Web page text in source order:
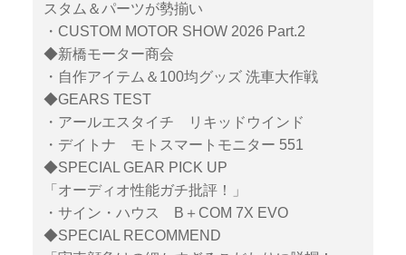
スタム＆パーツが勢揃い
・CUSTOM MOTOR SHOW 2026 Part.2
◆新橋モーター商会
・自作アイテム＆100均グッズ 洗車大作戦
◆GEARS TEST
・アールエスタイチ リキッドウインド
・デイトナ モトスマートモニター 551
◆SPECIAL GEAR PICK UP
「オーディオ性能ガチ批評！」
・サイン・ハウス B＋COM 7X EVO
◆SPECIAL RECOMMEND